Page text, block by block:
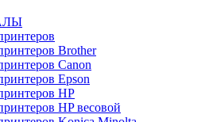
Brother
Canon
Epson
HP
HP весовой